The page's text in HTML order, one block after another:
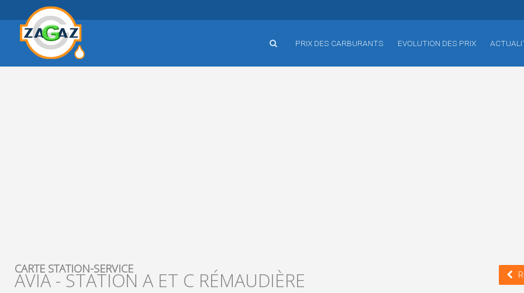
PRIX DES CARBURANTS EVOLUTION DES PRIX
CARTE STATION-SERVICE
AVIA - STATION A ET C RÉMAUDIÈRE